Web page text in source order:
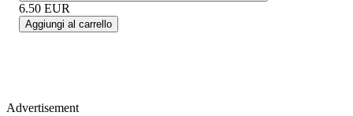
6.50 EUR
Aggiungi al carrello
Advertisement